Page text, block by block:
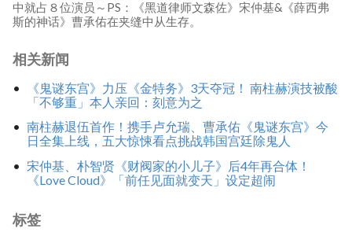
中就占８位演员～PS：《黑道律师文森佐》宋仲基&《薛西弗
斯的神话》曹承佑在夹缝中从生存。
相关新闻
《鬼谜东宫》力压《金特务》3天夺冠！ 南柱赫演技被酸
「不够重」本人亲回：刻意为之
南柱赫退伍首作！携手卢允瑞、曹承佑《鬼谜东宫》今
日全集上线，五大惊悚看点挑战韩国宫廷除鬼人
宋仲基、朴智贤《财阀家的小儿子》后4年再合体！
《Love Cloud》「前任见面就变天」设定超闹
标签